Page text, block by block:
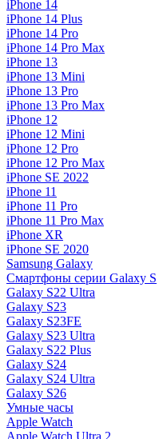
iPhone 14
iPhone 14 Plus
iPhone 14 Pro
iPhone 14 Pro Max
iPhone 13
iPhone 13 Mini
iPhone 13 Pro
iPhone 13 Pro Max
iPhone 12
iPhone 12 Mini
iPhone 12 Pro
iPhone 12 Pro Max
iPhone SE 2022
iPhone 11
iPhone 11 Pro
iPhone 11 Pro Max
iPhone XR
iPhone SE 2020
Samsung Galaxy
Смартфоны серии Galaxy S
Galaxy S22 Ultra
Galaxy S23
Galaxy S23FE
Galaxy S23 Ultra
Galaxy S22 Plus
Galaxy S24
Galaxy S24 Ultra
Galaxy S26
Умные часы
Apple Watch
Apple Watch Ultra 2